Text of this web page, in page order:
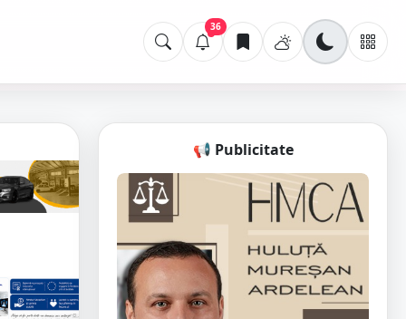
36
📢 Publicitate